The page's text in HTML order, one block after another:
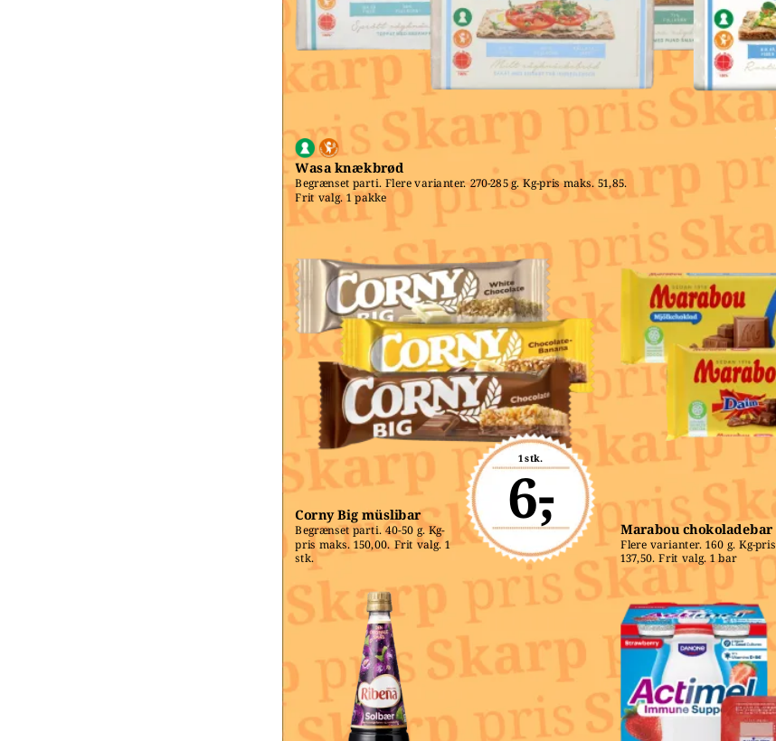
Wasa knækbrød
Begrænset parti. Flere varianter. 270-285 g. Kg-pris maks. 51,85.
Frit valg. 1 pakke
1 stk.
6,-
Corny Big müslibar
Begrænset parti. 40-50 g. Kg-
pris maks. 150,00. Frit valg. 1
stk.
Marabou chokoladebar
Flere varianter. 160 g. Kg-pris
137,50. Frit valg. 1 bar